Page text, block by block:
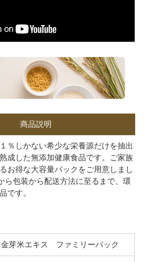
商品説明
％しかない希少な栄養源だけを抽出
成した無添加健康食品です。ご家族
お得な大容量パックをご用意しまし
ら包装から配送方法に至るまで、環
です。
金芽米エキス ファミリーパック